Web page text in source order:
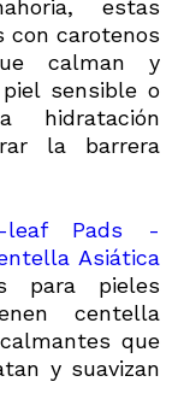
estas
con carotenos
calman y
sensible o
hidratación
la barrera
leaf Pads -
Asiática​
para pieles
centella
que
y suavizan